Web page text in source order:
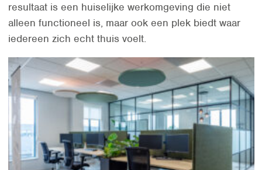
resultaat is een huiselijke werkomgeving die niet
alleen functioneel is, maar ook een plek biedt waar
iedereen zich echt thuis voelt.